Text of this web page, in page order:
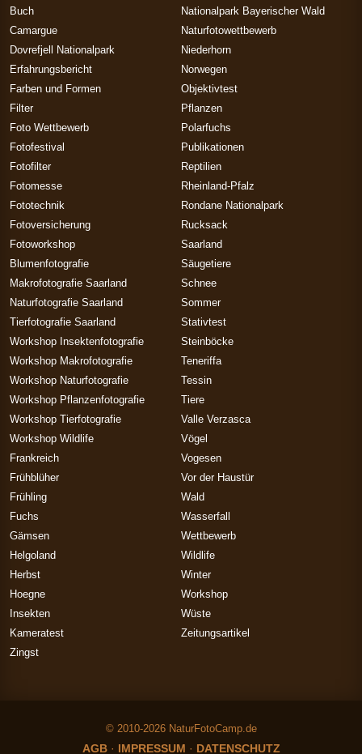
Buch
Camargue
Dovrefjell Nationalpark
Erfahrungsbericht
Farben und Formen
Filter
Foto Wettbewerb
Fotofestival
Fotofilter
Fotomesse
Fototechnik
Fotoversicherung
Fotoworkshop
Blumenfotografie
Makrofotografie Saarland
Naturfotografie Saarland
Tierfotografie Saarland
Workshop Insektenfotografie
Workshop Makrofotografie
Workshop Naturfotografie
Workshop Pflanzenfotografie
Workshop Tierfotografie
Workshop Wildlife
Frankreich
Frühblüher
Frühling
Fuchs
Gämsen
Helgoland
Herbst
Hoegne
Insekten
Kameratest
Nationalpark Bayerischer Wald
Naturfotowettbewerb
Niederhorn
Norwegen
Objektivtest
Pflanzen
Polarfuchs
Publikationen
Reptilien
Rheinland-Pfalz
Rondane Nationalpark
Rucksack
Saarland
Säugetiere
Schnee
Sommer
Stativtest
Steinböcke
Teneriffa
Tessin
Tiere
Valle Verzasca
Vögel
Vogesen
Vor der Haustür
Wald
Wasserfall
Wettbewerb
Wildlife
Winter
Workshop
Wüste
Zeitungsartikel
Zingst
© 2010-2026 NaturFotoCamp.de
AGB· IMPRESSUM · DATENSCHUTZ